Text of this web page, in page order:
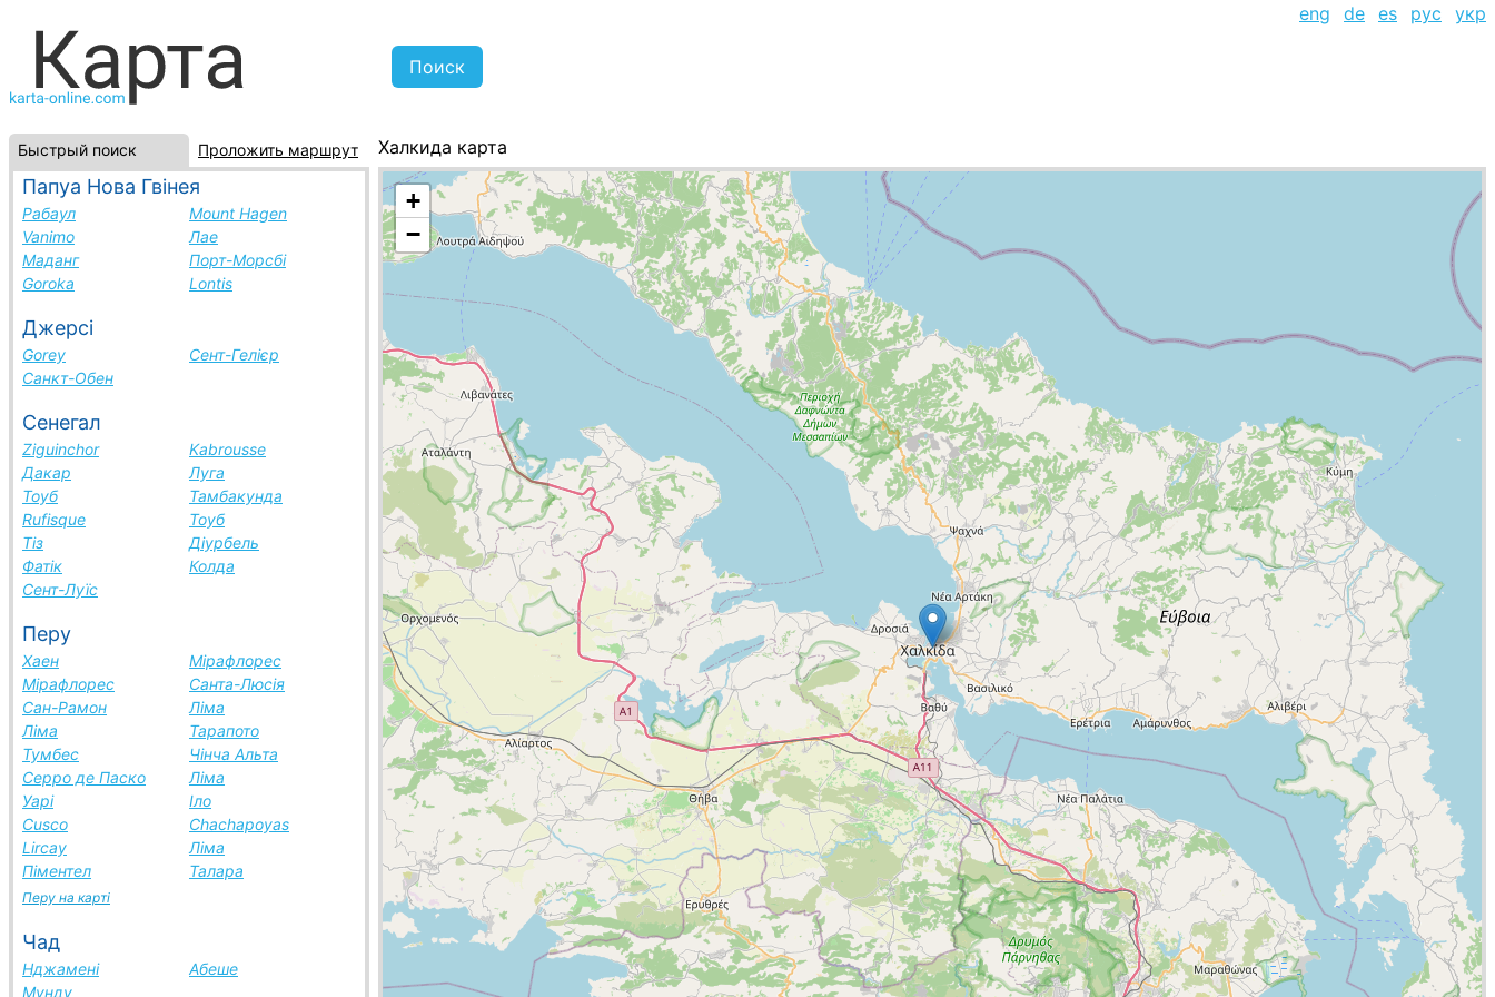
eng de es рус укр
Быстрый поиск Проложить маршрут
Папуа Нова Гвінея
Рабаул
Mount Hagen
Vanimo
Лае
Маданг
Порт-Морсбі
Goroka
Lontis
Джерсі
Gorey
Сент-Гелієр
Санкт-Обен
Сенегал
Ziguinchor
Kabrousse
Дакар
Луга
Тоуб
Тамбакунда
Rufisque
Тоуб
Тіз
Діурбель
Фатік
Колда
Сент-Луїс
Перу
Хаен
Мірафлорес
Мірафлорес
Санта-Люсія
Сан-Рамон
Ліма
Ліма
Тарапото
Тумбес
Чінча Альта
Серро де Паско
Ліма
Уарі
Іло
Cusco
Chachapoyas
Lircay
Ліма
Піментел
Талара
Перу на карті
Чад
Нджамені
Абеше
Мунду
Халкида карта
Греция, список городов
+
−